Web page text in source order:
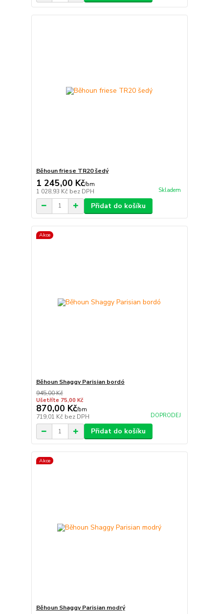
Běhoun friese TR20 šedý
1 245,00 Kč/bm
1 028,93 Kč bez DPH Skladem
Přidat do košíku
Akce
Běhoun Shaggy Parisian bordó
945,00 Kč
Ušetříte 75,00 Kč
870,00 Kč/bm
719,01 Kč bez DPH DOPRODEJ
Přidat do košíku
Akce
Běhoun Shaggy Parisian modrý